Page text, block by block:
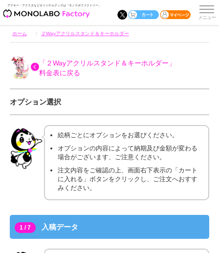
アクキー・アクスタなどオリジナルグッズは「モノラボファクトリー」
ホーム ２Wayアクリルスタンド＆キーホルダー
「２Wayアクリルスタンド＆キーホルダー」
料金表に戻る
オプション選択
絵柄ごとにオプションをお選びください。
オプションの内容によって納期及び金額が変わる
場合がございます、ご注意ください。
注文内容をご確認の上、画面右下表示の「カート
に入れる」ボタンをクリックし、ご注文へおすす
みください。
1 / 7 入稿データ